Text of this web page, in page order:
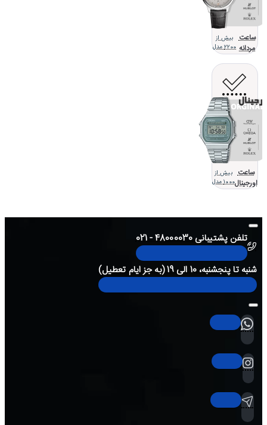
ساعت
مردانه
بیش از
2200 مدل
ساعت
اورجینال
بیش از
1000 مدل
تلفن پشتیبانی 48000030 - 021
شنبه تا پنجشنبه، 10 الی 19 (به جز ایام تعطیل)